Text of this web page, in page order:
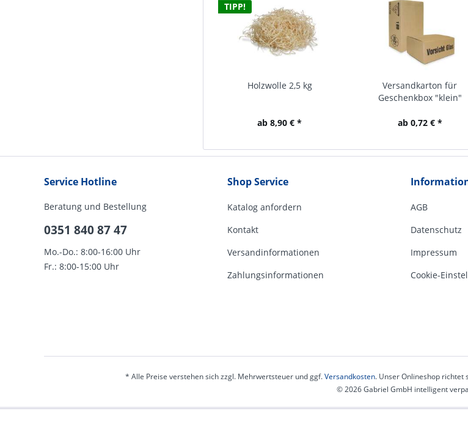
TIPP!
Holzwolle 2,5 kg
ab 8,90 € *
Versandkarton für
Geschenkbox "klein"
ab 0,72 € *
Service Hotline
Beratung und Bestellung
0351 840 87 47
Mo.-Do.: 8:00-16:00 Uhr
Fr.: 8:00-15:00 Uhr
Shop Service
Katalog anfordern
Kontakt
Versandinformationen
Zahlungsinformationen
AGB
Datenschutz
Impressum
Cookie-
* Alle Preise verstehen sich zzgl. Mehrwertsteuer und ggf.Versandkosten. Unser Onlineshop richtet
© 2026 Gabriel GmbH intelligent